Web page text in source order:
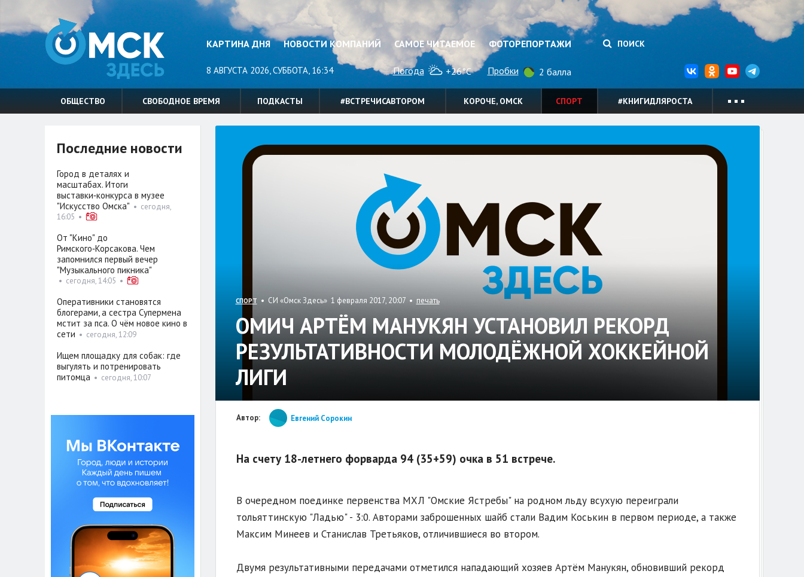
КАРТИНА ДНЯ НОВОСТИ КОМПАНИЙ САМОЕ ЧИТАЕМОЕ ФОТОРЕПОРТАЖИ ПОИСК
8 АВГУСТА 2026, СУББОТА, 16:34 Погода +26°C Пробки 2 балла
ОБЩЕСТВО СВОБОДНОЕ ВРЕМЯ ПОДКАСТЫ #ВСТРЕЧИСАВТОРОМ КОРОЧЕ, ОМСК СПОРТ #КНИГИДЛЯРОСТА
СПОРТ • СИ «Омск Здесь» 1 февраля 2017, 20:07 • печать
ОМИЧ АРТЁМ МАНУКЯН УСТАНОВИЛ РЕКОРД
РЕЗУЛЬТАТИВНОСТИ МОЛОДЁЖНОЙ ХОККЕЙНОЙ
ЛИГИ
Автор: Евгений Сорокин
На счету 18-летнего форварда 94 (35+59) очка в 51 встрече.
В очередном поединке первенства МХЛ "Омские Ястребы" на родном льду всухую переиграли
тольяттинскую "Ладью" - 3:0. Авторами заброшенных шайб стали Вадим Коськин в первом периоде, а также
Максим Минеев и Станислав Третьяков, отличившиеся во втором.
Двумя результативными передачами отметился нападающий хозяев Артём Манукян, обновивший рекорд
Последние новости
Город в деталях и
масштабах. Итоги
выставки‑конкурса в музее
"Искусство Омска" • сегодня,
16:05 •
От "Кино" до
Римского‑Корсакова. Чем
запомнился первый вечер
"Музыкального пикника"
• сегодня, 14:05 •
Оперативники становятся
блогерами, а сестра Супермена
мстит за пса. О чём новое кино в
сети • сегодня, 12:09
Ищем площадку для собак: где
выгулять и потренировать
питомца• сегодня, 10:07